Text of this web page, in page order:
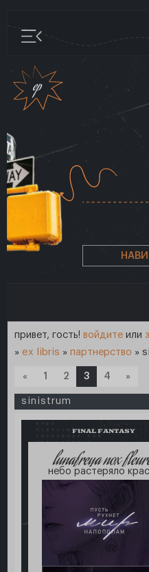
привет, гость! войдите или
» ex libris » партнерство »
« 1 2 3 4 »
sinistrum
FINAL FANTASY
lunafreya nox
небо растеряло